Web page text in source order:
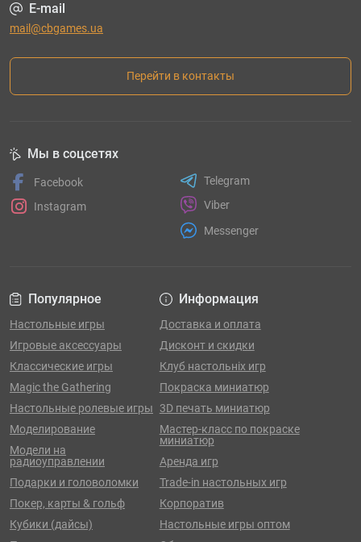
E-mail
mail@cbgames.ua
Перейти в контакты
Популярное
Настольные игры
Игровые аксессуары
Классические игры
Magic the Gathering
Настольные ролевые игры
Моделирование
Модели на
радиоуправлении
Подарки и головоломки
Покер, карты & гольф
Кубики (дайсы)
Информация
Доставка и оплата
Дисконт и скидки
Клуб настольніх игр
Покраска миниатюр
3D печать миниатюр
Мастер-класс по покраске
миниатюр
Аренда игр
Trade-in настольных игр
Корпоратив
Настольные игры оптом
Мы в соцсетях
Facebook
Instagram
Telegram
Viber
Messenger